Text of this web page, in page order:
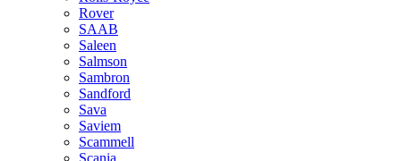
Rover
SAAB
Saleen
Salmson
Sambron
Sandford
Sava
Saviem
Scammell
Scania